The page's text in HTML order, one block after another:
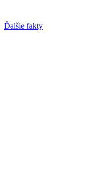
Ďalšie fakty